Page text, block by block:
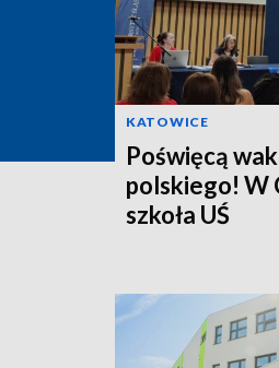
KATOWICE
Poświęcą
polskiego! W
szkoła UŚ